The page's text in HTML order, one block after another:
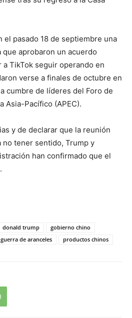
el pasado 18 de septiembre una
que aprobaron un acuerdo
TikTok seguir operando en
verse a finales de octubre en
cumbre de líderes del Foro de
Asia-Pacífico (APEC).
y de declarar que la reunión
tener sentido, Trump y
han confirmado que el
donald trump
gobierno chino
guerra de aranceles productos chinos